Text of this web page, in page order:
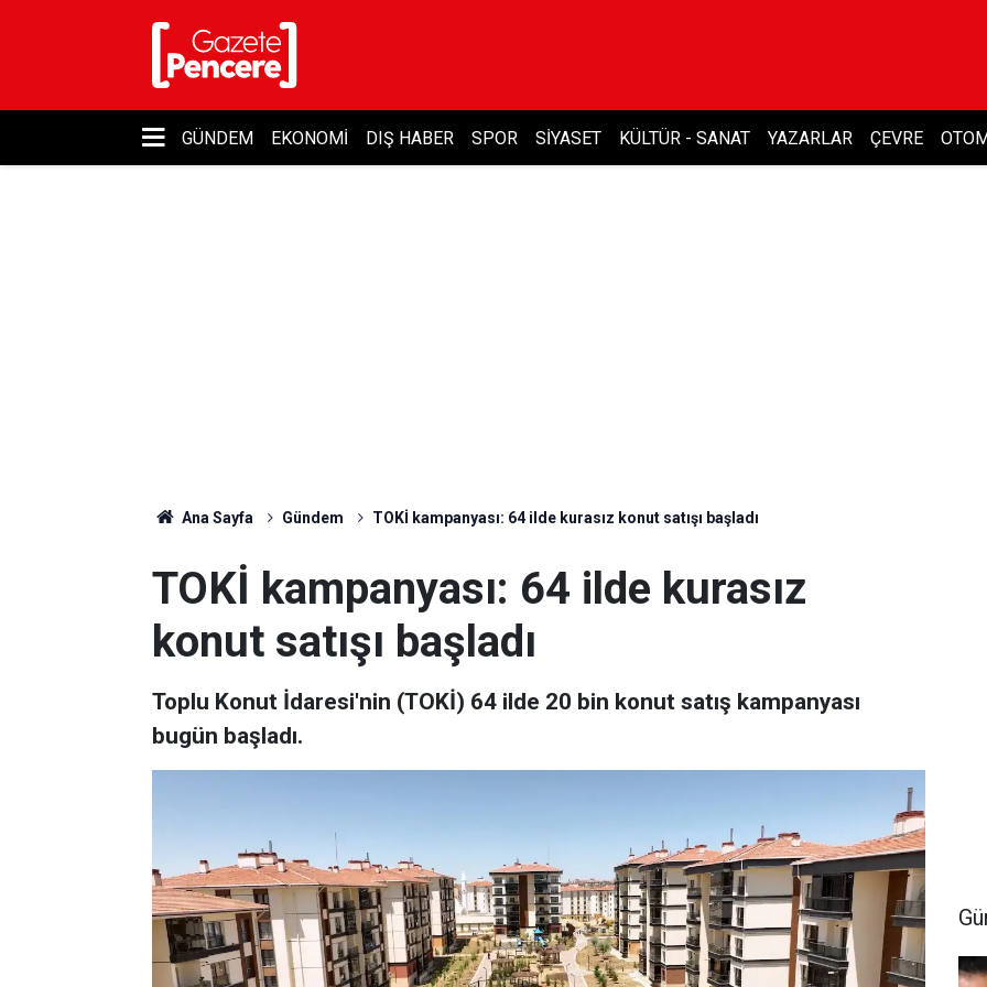
GÜNDEM EKONOMI DIŞ HABER SPOR SIYASET KÜLTÜR - SANAT YAZARLAR ÇEVRE
Ana Sayfa Gündem TOKİ kampanyası: 64 ilde kurasız konut satışı başladı
TOKİ kampanyası: 64 ilde kurasız
konut satışı başladı
Toplu Konut İdaresi'nin (TOKİ) 64 ilde 20 bin konut satış kampanyası
bugün başladı.